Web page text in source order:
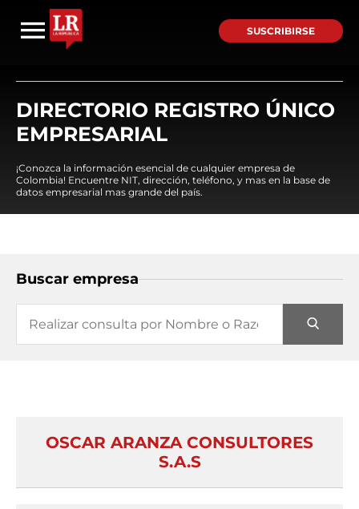
SUSCRIBIRSE
DIRECTORIO REGISTRO ÚNICO
EMPRESARIAL
¡Conozca la información esencial de cualquier empresa de
Colombia! Encuentre NIT, dirección, teléfono, y mas en la base de
datos empresarial mas grande del país.
Buscar empresa
OSCAR ARANZA CONSULTORES
S.A.S